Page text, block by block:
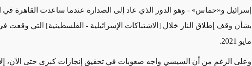
إسرائيل و«حماس» - وهو الدور الذي عاد إلى الصدارة عندما ساعدت القاهرة في
بشأن وقف إطلاق النار خلال [الاشتباكات الإسرائيلية - الفلسطينية] التي وقعت
مايو 2021.
وعلى الرغم من أن السيسي واجه صعوبات في تحقيق إنجازات كبرى حتى الآن،